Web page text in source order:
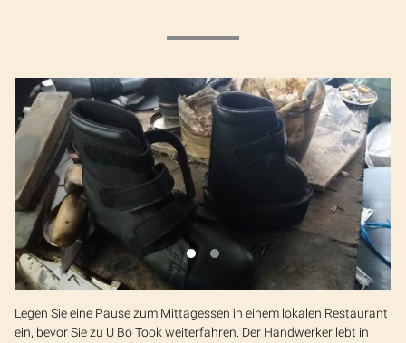
Legen Sie eine Pause zum Mittagessen in einem lokalen Restaurant
ein, bevor Sie zu U Bo Took weiterfahren. Der Handwerker lebt in